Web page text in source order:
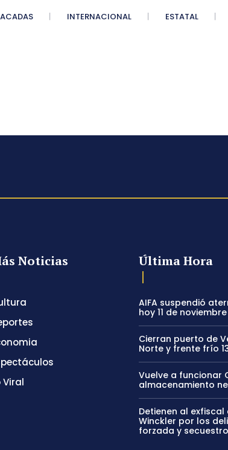
INTERNACIONAL ESTATAL
Noticias
Viral
Última Hora
AIFA suspendió
hoy 11 de
Cierran puerto de
Norte y frente frío
Vuelve a funcionar
almacenamiento
Detienen al
Winckler por los
forzada y secuestro